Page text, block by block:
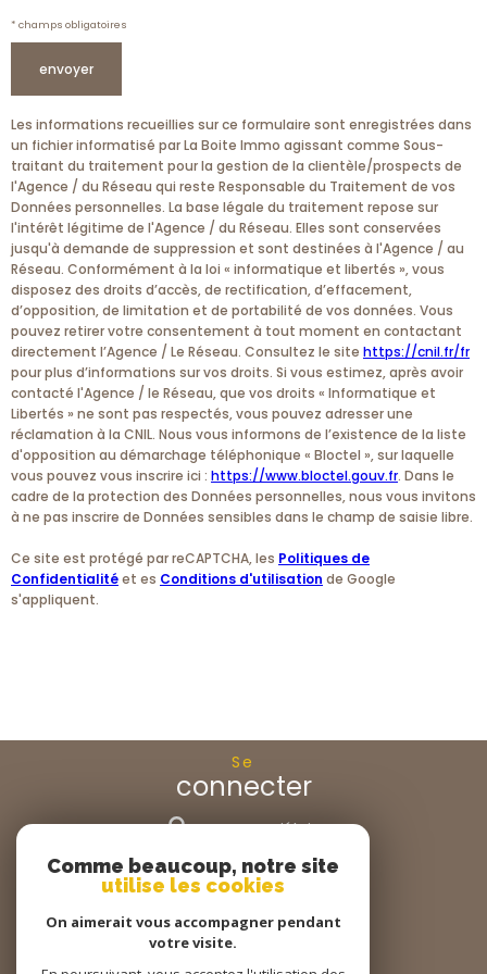
o
n
é
e
s
n
e
o
s
c
o
o
r
d
o
n
n
é
e
s
* champs obligatoires
envoyer
Les informations recueillies sur ce formulaire sont enregistrées dans
un fichier informatisé par La Boite Immo agissant comme Sous-
traitant du traitement pour la gestion de la clientèle/prospects de
l'Agence / du Réseau qui reste Responsable du Traitement de vos
Données personnelles. La base légale du traitement repose sur
l'intérêt légitime de l'Agence / du Réseau. Elles sont conservées
jusqu'à demande de suppression et sont destinées à l'Agence / au
Réseau. Conformément à la loi « informatique et libertés », vous
disposez des droits d’accès, de rectification, d’effacement,
d’opposition, de limitation et de portabilité de vos données. Vous
pouvez retirer votre consentement à tout moment en contactant
directement l’Agence / Le Réseau. Consultez le site https://cnil.fr/fr
pour plus d’informations sur vos droits. Si vous estimez, après avoir
contacté l'Agence / le Réseau, que vos droits « Informatique et
Libertés » ne sont pas respectés, vous pouvez adresser une
réclamation à la CNIL. Nous vous informons de l’existence de la liste
d'opposition au démarchage téléphonique « Bloctel », sur laquelle
vous pouvez vous inscrire ici : https://www.bloctel.gouv.fr. Dans le
cadre de la protection des Données personnelles, nous vous invitons
à ne pas inscrire de Données sensibles dans le champ de saisie libre.
Ce site est protégé par reCAPTCHA, les Politiques de
Confidentialitéet es Conditions d'utilisation de Google
s'appliquent.
Se
connecter
espace propriétaire
Nous
suivre
Comme beaucoup, notre site
utilise les cookies
On aimerait vous accompagner pendant
votre visite.